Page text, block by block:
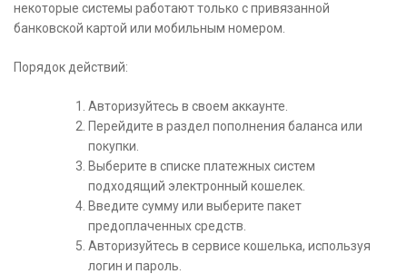
некоторые системы работают только с привязанной
банковской картой или мобильным номером.
Порядок действий:
Авторизуйтесь в своем аккаунте.
Перейдите в раздел пополнения баланса или
покупки.
Выберите в списке платежных систем
подходящий электронный кошелек.
Введите сумму или выберите пакет
предоплаченных средств.
Авторизуйтесь в сервисе кошелька, используя
логин и пароль.